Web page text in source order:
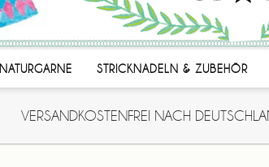
NATURGARNE STRICKNADELN & ZUBEHÖR
VERSANDKOSTENFREI NACH